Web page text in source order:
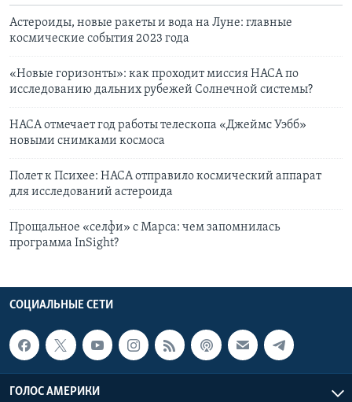
Астероиды, новые ракеты и вода на Луне: главные
космические события 2023 года
«Новые горизонты»: как проходит миссия НАСА по
исследованию дальних рубежей Солнечной системы?
НАСА отмечает год работы телескопа «Джеймс Уэбб»
новыми снимками космоса
Полет к Психее: НАСА отправило космический аппарат
для исследований астероида
Прощальное «селфи» с Марса: чем запомнилась
программа InSight?
СОЦИАЛЬНЫЕ СЕТИ
ГОЛОС АМЕРИКИ